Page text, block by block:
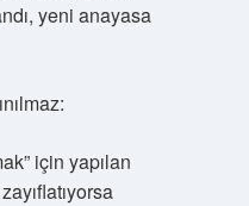
yeni anayasa
için yapılan